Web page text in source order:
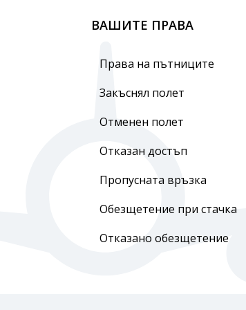
ВАШИТЕ ПРАВА
Права на пътниците
Закъснял полет
Отменен полет
Отказан достъп
Пропусната връзка
Обезщетение при стачка
Отказано обезщетение